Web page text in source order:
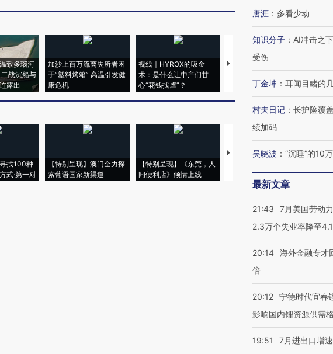
致多瑙河
战沉船与
露出
加沙上百万流离失所者困
于“塑料烤箱” 高温引发健
康危机
视线｜HYROX的吸金
术：是什么让中产们甘
心“花钱找虐”？
马航飞行员跨国走私7万
育
寻找100种
式·第一对
【特别呈现】澳门全力探
索葡语国家新渠道
【特别呈现】《东莞，人
间便利店》倾情上线
【推广】走进第四届链博
有
唐涯 ： 多看少动
知识分子 ： AI冲击之
受伤
丁金坤 ： 耳闻目睹的
村夫日记 ： 长护险覆
续加码
吴晓波 ： “沉睡”的10
最新文章
21:43
7月美国劳动
2.3万个失业率降至
20:14 海外金融专才
倍
20:12 宁德时代宜春
影响国内锂资源供需
19:51
7月进出口增